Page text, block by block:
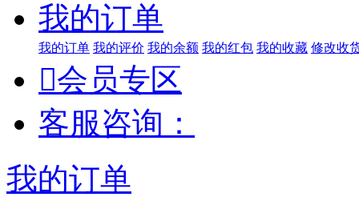
我的订单
我的订单 我的评价 我的余额 我的红包 我的收藏 修改收
会员专区
客服咨询：
我的订单